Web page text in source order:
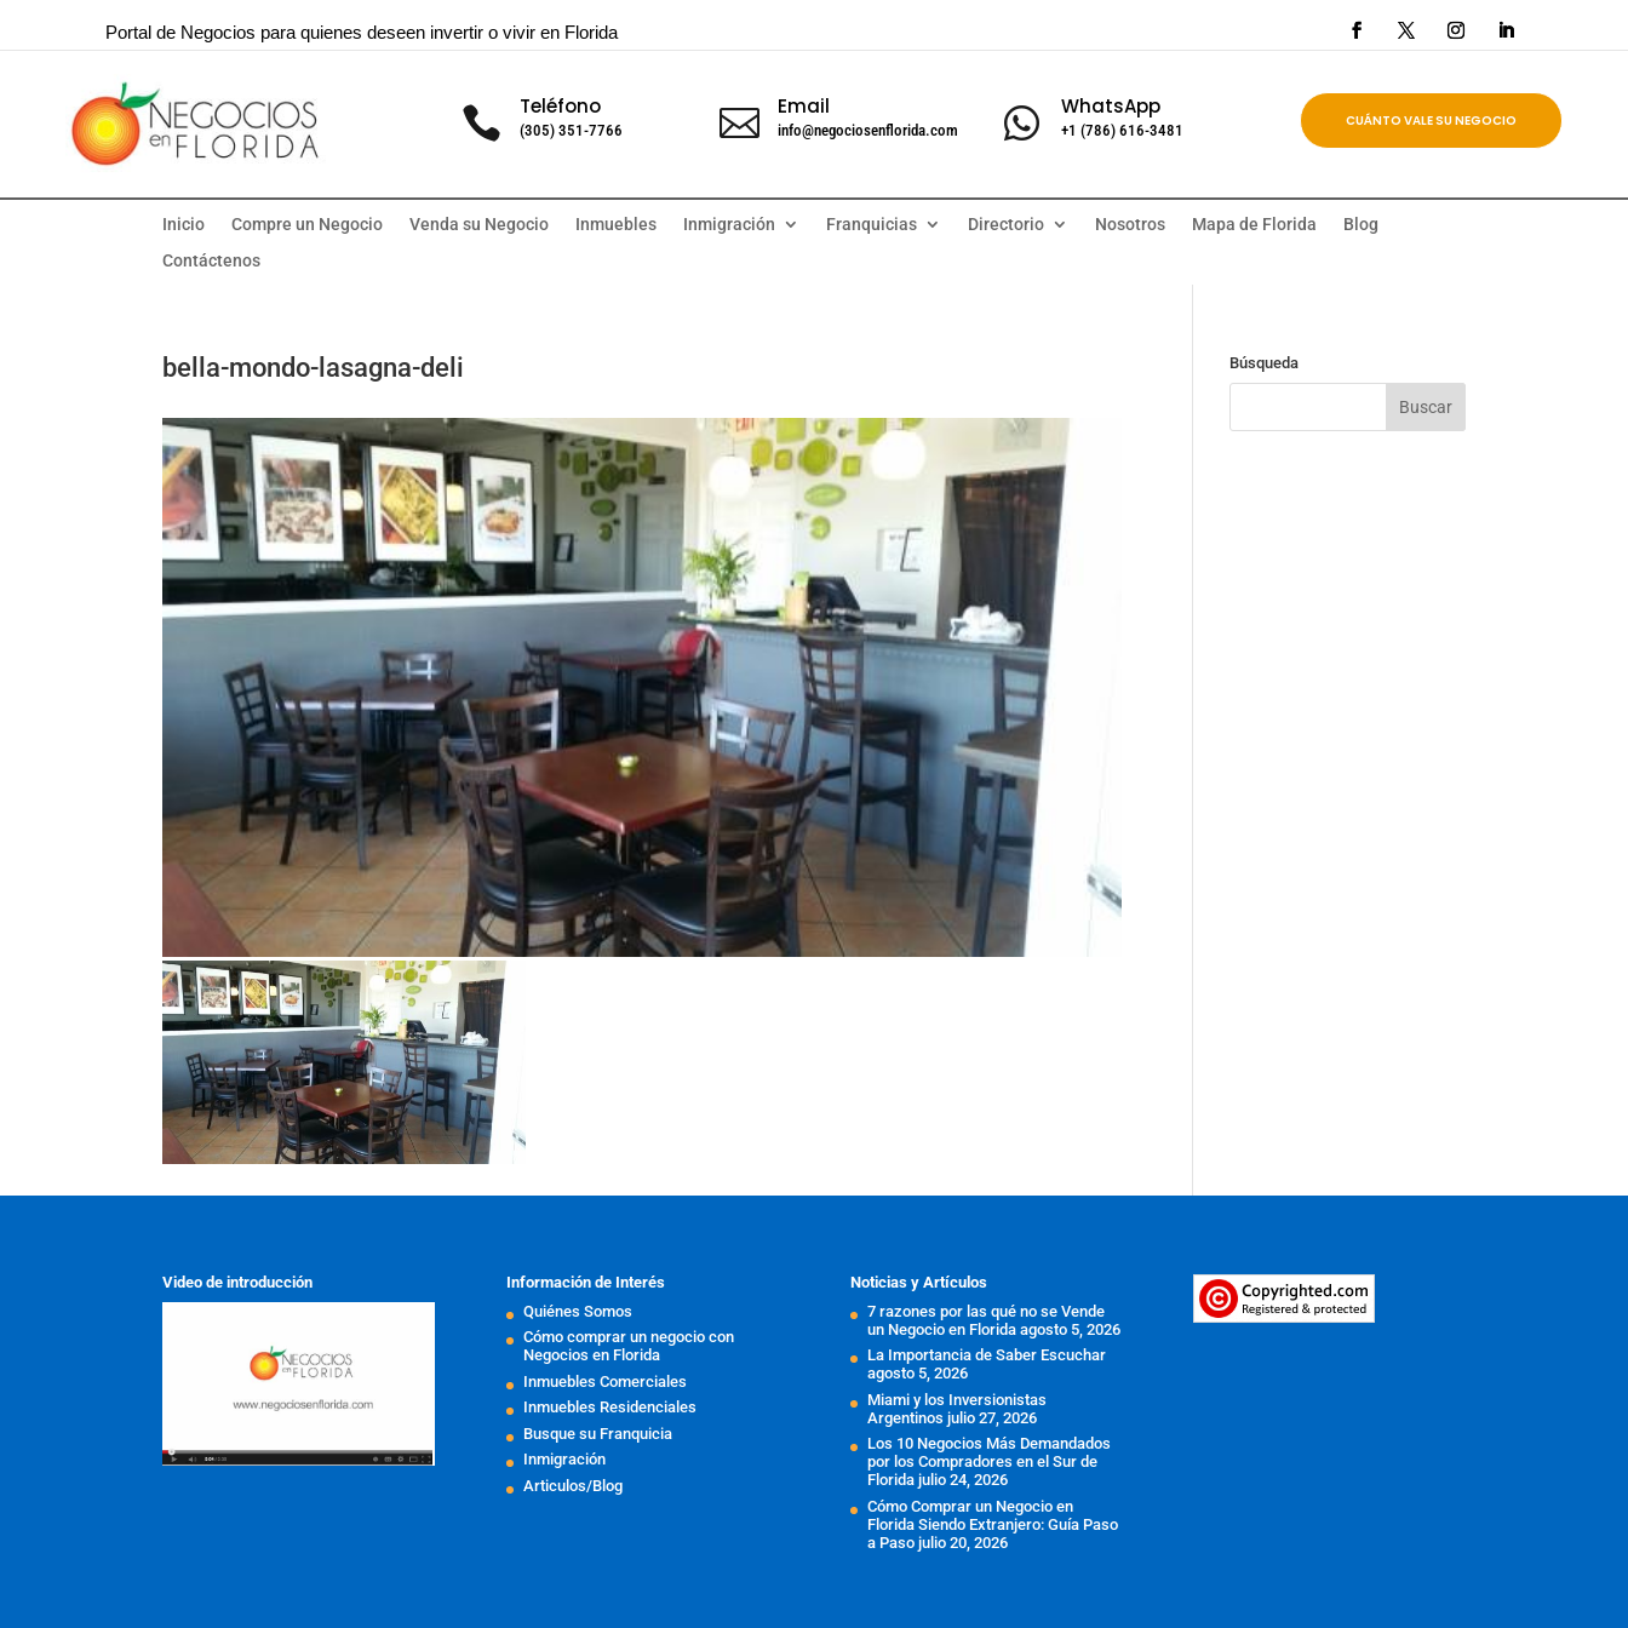
Portal de Negocios para quienes deseen invertir o vivir en Florida
 Teléfono
(305) 351-7766  Email
info@negociosenflorida.com  WhatsApp
+1 (786) 616-3481
CUÁNTO VALE SU NEGOCIO
Inicio Compre un Negocio Venda su Negocio Inmuebles Inmigración Franquicias Directorio Nosotros Mapa de Florida
Blog
Contáctenos
bella-mondo-lasagna-deli Búsqueda
Video de introducción
Información de Interés
Quiénes Somos
Cómo comprar un negocio con
Negocios en Florida
Inmuebles Comerciales
Inmuebles Residenciales
Busque su Franquicia
Inmigración
Articulos/Blog
Noticias y Artículos
7 razones por las qué no se Vende
un Negocio en Florida agosto 5, 2026
La Importancia de Saber Escuchar
agosto 5, 2026
Miami y los Inversionistas
Argentinos julio 27, 2026
Los 10 Negocios Más Demandados
por los Compradores en el Sur de
Florida julio 24, 2026
Cómo Comprar un Negocio en
Florida Siendo Extranjero: Guía Paso
a Paso julio 20, 2026